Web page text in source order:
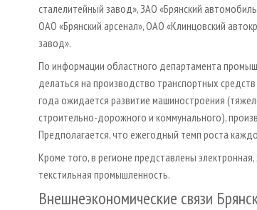
сталелитейный завод», ЗАО «Брянский
ОАО «Брянский арсенал», ОАО «Клинцовский
завод».
По информации областного департамента
делаться на производство транспортных
года ожидается развитие машиностроения
строительно-дорожного и коммунального),
Предполагается, что ежегодный темп роста
Кроме того, в регионе представлены
текстильная промышленность.
Внешнеэкономические связи